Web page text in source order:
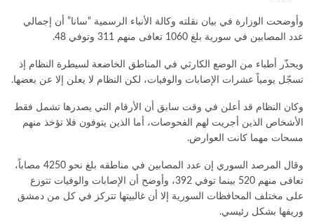
وأوضحت الوزارة في بيان نقلته وكالة الأنباء الرسمية “سانا” أن إجمالي
عدد المصابين في سورية بلغ 1060 تعافى منهم 311 وتوفي 48.
ويحذّر أطباء من الوضع الكارثي في المناطق الخاضعة لسيطرة النظام إذ
تسجّل يومياً عشرات الإصابات والوفيات، لكن النظام لا يعلن إلا عن بعضها.
وكان النظام قد أعلن في وقت سابق أن الأرقام التي يصدرها تشمل فقط
الأشخاص الذين أجريت لهم الفحوصات، أما الذين يتوفون فلا تؤخذ منهم
مسحات مهما كانت العوارض.
وقال المرصد السوري إن عدد المصابين في مناطقه بلغ نحو 4250 مصاباً،
تعافى منهم 520 بينما توفي 392، وأوضح أن الإصابات والوفيات تتوزع
على مختلف المحافظات السورية إلا أن غالبيتها تتركز في كل من دمشق
وريفها بشكل رئيسي.